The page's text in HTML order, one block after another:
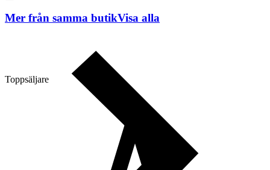
Toppsäljare
Mer från samma butikVisa alla